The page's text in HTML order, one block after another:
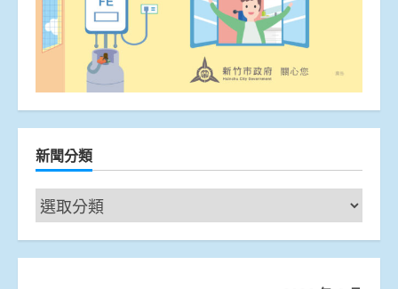
新聞分類
新
聞
分